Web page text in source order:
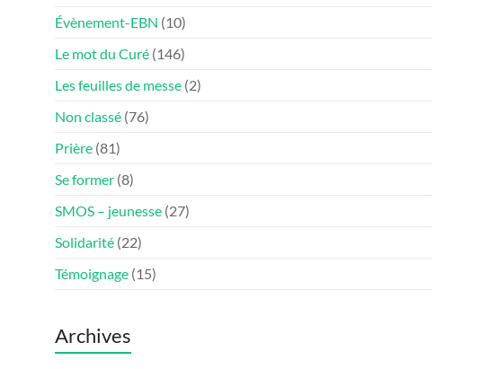
Évènement-EBN (10)
Le mot du Curé (146)
Les feuilles de messe (2)
Non classé (76)
Prière (81)
Se former (8)
SMOS – jeunesse (27)
Solidarité (22)
Témoignage (15)
Archives